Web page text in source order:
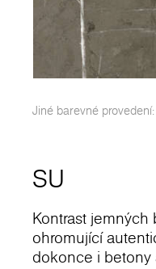
Jiné barevné provedení:
SU
Kontrast
ohromující
dokonce i betony